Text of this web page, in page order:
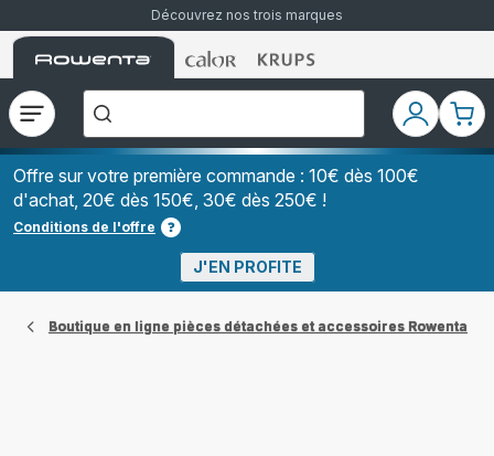
Découvrez nos trois marques
Accueil
Rowenta
Accueil
Rowenta
Accueil
Rowenta
Ouvrir
le
menu
recherchez-
vous
?","Aspirateurs
à
Grains","Centrales
Vapeurs","Sèche
Cheveux"]
Mon
compte
Mon
Offre sur votre première commande : 10€ dès 100€
d'achat, 20€ dès 150€, 30€ dès 250€ !
Conditions de l'offre
J'EN PROFITE
Boutique en ligne pièces détachées et accessoires Rowenta